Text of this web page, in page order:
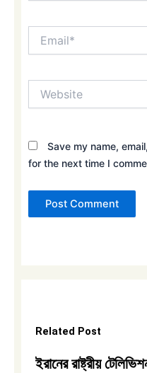
Save my name,
for the next time I
Related Post
ইরানের রাষ্ট্রীয়